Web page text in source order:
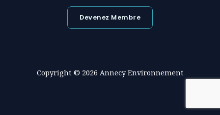
Devenez Membre
Copyright © 2026 Annecy Environnement